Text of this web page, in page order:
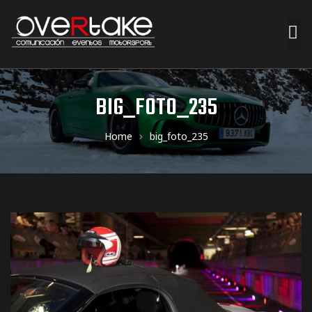
BIG_FOTO_235
Home big_foto_235
de